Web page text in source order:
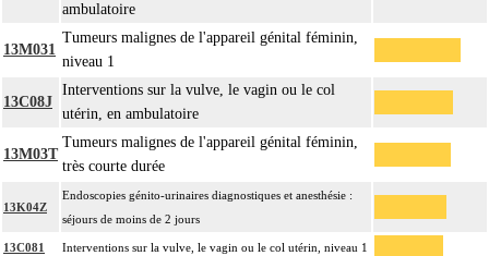
ambulatoire
13M031
Tumeurs malignes de l'appareil génital féminin,
niveau 1
13C08J
Interventions sur la vulve, le vagin ou le col
utérin, en ambulatoire
13M03T
Tumeurs malignes de l'appareil génital féminin,
très courte durée
13K04Z
Endoscopies génito-urinaires diagnostiques et anesthésie :
séjours de moins de 2 jours
13C081 Interventions sur la vulve, le vagin ou le col utérin, niveau 1